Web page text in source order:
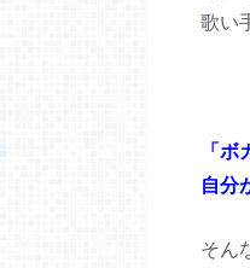
歌い
「
自分
そん